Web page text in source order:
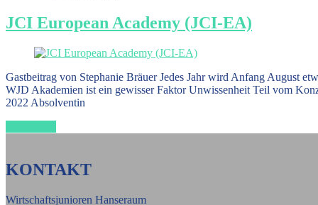
JCI European Academy (JCI-EA)
Gastbeitrag von Stephanie Bräuer Jedes Jahr wird Anfang August
WJD Akademien ist ein gewisser Faktor Unwissenheit Teil vom
2022 Absolventin
KONTAKT
Wirtschaftsjunioren Hanseraum